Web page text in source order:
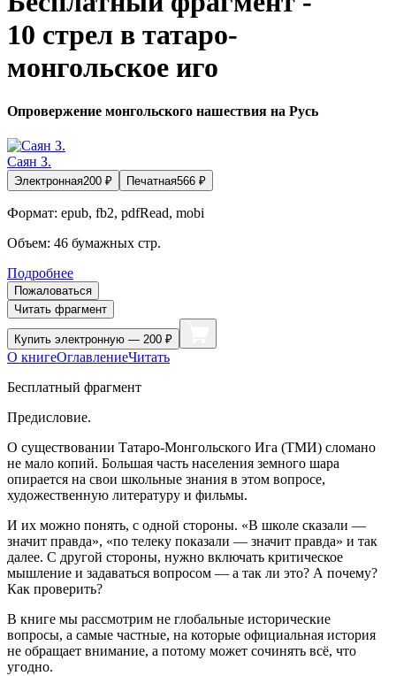
10 стрел в татаро-
монгольское иго
Опровержение монгольского нашествия на Русь
Саян З.
Электронная200 ₽ Печатная566 ₽
Формат: epub, fb2, pdfRead, mobi
Объем: 46 бумажных стр.
Подробнее
Пожаловаться
Читать фрагмент
Купить электронную — 200 ₽
О книгеОглавлениеЧитать
Бесплатный фрагмент
Предисловие.
О существовании Татаро-Монгольского Ига (ТМИ) сломано
не мало копий. Большая часть населения земного шара
опирается на свои школьные знания в этом вопросе,
художественную литературу и фильмы.
И их можно понять, с одной стороны. «В школе сказали —
значит правда», «по телеку показали — значит правда» и так
далее. С другой стороны, нужно включать критическое
мышление и задаваться вопросом — а так ли это? А почему?
Как проверить?
В книге мы рассмотрим не глобальные исторические
вопросы, а самые частные, на которые официальная история
не обращает внимание, а потому может сочинять всё, что
угодно.